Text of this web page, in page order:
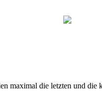
maximal die letzten und die